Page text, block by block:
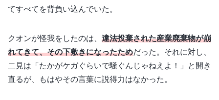
てすべてを背負い込んでいた。
クオンが怪我をしたのは、 違法投棄された産業廃棄物が崩
れてきて、その下敷きになったためだった。それに対し、
二見は「たかがケガぐらいで騒ぐんじゃねえよ！」と開き
直るが、もはやその言葉に説得力はなかった。